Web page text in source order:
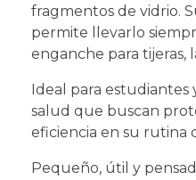
fragmentos de vidrio.
permite llevarlo
enganche para tijeras,
Ideal para estudiantes
salud que buscan
eficiencia en su rutina
Pequeño, útil y